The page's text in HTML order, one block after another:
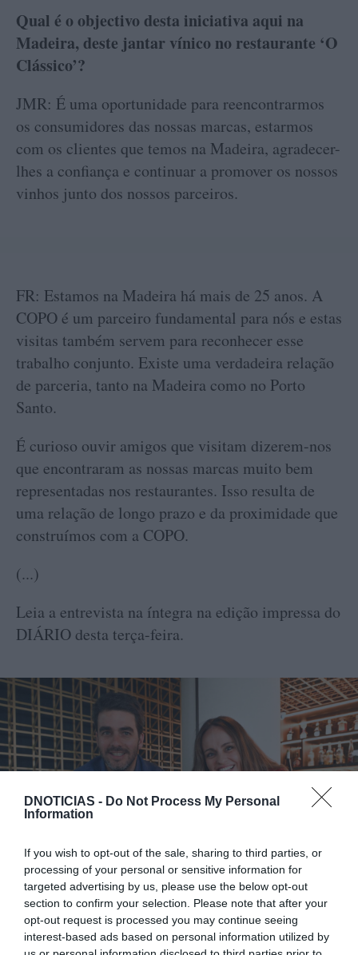
DNOTICIAS - Do Not Process My Personal
Information
If you wish to opt-out of the sale, sharing to third parties, or
processing of your personal or sensitive information for
targeted advertising by us, please use the below opt-out
section to confirm your selection. Please note that after your
opt-out request is processed you may continue seeing
interest-based ads based on personal information utilized by
Qual é o objectivo desta iniciativa aqui na
Madeira, deste jantar vínico no restaurante ‘O
Clássico’?
JMR: É uma oportunidade para reencontrarmos
os consumidores das nossas marcas, estarmos
com os clientes que temos na Madeira, agradecer-
lhes a confiança e continuar a promover os nossos
vinhos junto dos nossos parceiros.
FR: Estamos na Madeira há mais de 25 anos. A
COPO é um parceiro fundamental para nós e estas
visitas também servem para reconhecer esse
trabalho conjunto. Existe uma verdadeira relação
de parceria, tanto na Madeira como no Porto
Santo.
É curioso ouvir amigos que visitam dizerem-nos
que encontraram as nossas marcas muito bem
representadas nos restaurantes. Isso resulta de
uma relação de longo prazo e da proximidade que
construímos com a COPO.
(...)
Leia a entrevista na íntegra na edição impressa do
DIÁRIO desta terça-feira.